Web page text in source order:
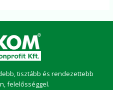
tisztább és rendezettebb
felelősséggel.